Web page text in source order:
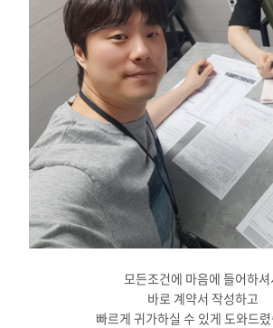
모든조건에 마음에 들어하셔
바로 계약서 작성하고
빠르게 귀가하실 수 있게 도와드렸